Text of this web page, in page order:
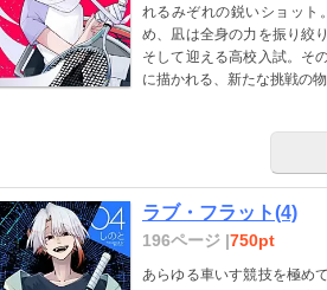
れるみぞれの鋭いショット
め、凪は全身の力を振り絞
そして迎える高校入試。そ
に描かれる、新たな挑戦の
ラブ・フラット(4)
196ページ |750pt
あらゆる車いす競技を極め